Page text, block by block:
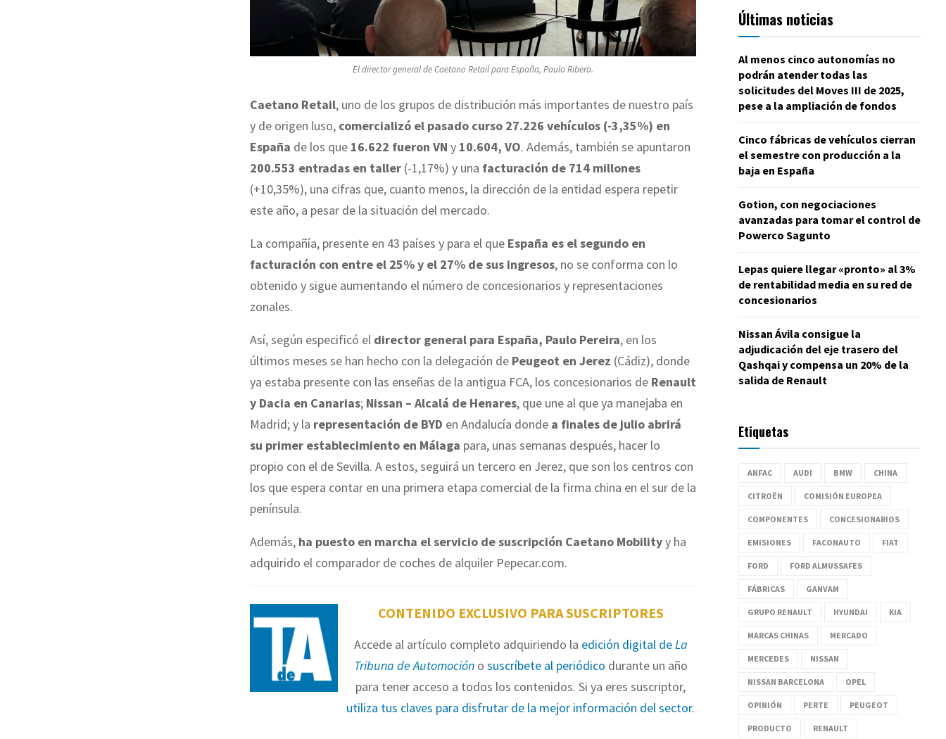
El director general de Caetano Retail para España, Paulo Ribero.
Caetano Retail, uno de los grupos de distribución más importantes de nuestro país
y de origen luso, comercializó el pasado curso 27.226 vehículos (-3,35%) en
España de los que 16.622 fueron VN y 10.604, VO. Además, también se apuntaron
200.553 entradas en taller (-1,17%) y una facturación de 714 millones
(+10,35%), una cifras que, cuanto menos, la dirección de la entidad espera repetir
este año, a pesar de la situación del mercado.
La compañía, presente en 43 países y para el que España es el segundo en
facturación con entre el 25% y el 27% de sus ingresos, no se conforma con lo
obtenido y sigue aumentando el número de concesionarios y representaciones
zonales.
Así, según especificó el director general para España, Paulo Pereira, en los
últimos meses se han hecho con la delegación de Peugeot en Jerez (Cádiz), donde
ya estaba presente con las enseñas de la antigua FCA, los concesionarios de Renault
y Dacia en Canarias; Nissan – Alcalá de Henares, que une al que ya manejaba en
Madrid; y la representación de BYD en Andalucía donde a finales de julio abrirá
su primer establecimiento en Málaga para, unas semanas después, hacer lo
propio con el de Sevilla. A estos, seguirá un tercero en Jerez, que son los centros con
los que espera contar en una primera etapa comercial de la firma china en el sur de la
península.
Además, ha puesto en marcha el servicio de suscripción Caetano Mobilityy ha
adquirido el comparador de coches de alquiler Pepecar.com.
CONTENIDO EXCLUSIVO PARA SUSCRIPTORES
Accede al artículo completo adquiriendo la edición digital deLa
Tribuna de Automocióno suscríbete al periódico durante un año
para tener acceso a todos los contenidos. Si ya eres suscriptor,
utiliza tus claves para disfrutar de la mejor información del sector.
Últimas noticias
Al menos cinco autonomías no
podrán atender todas las
solicitudes del Moves III de 2025,
pese a la ampliación de fondos
Cinco fábricas de vehículos cierran
el semestre con producción a la
baja en España
Gotion, con negociaciones
avanzadas para tomar el control de
Powerco Sagunto
Lepas quiere llegar «pronto» al 3%
de rentabilidad media en su red de
concesionarios
Nissan Ávila consigue la
adjudicación del eje trasero del
Qashqai y compensa un 20% de la
salida de Renault
Etiquetas
ANFAC AUDI BMW CHINA
CITROËN COMISIÓN EUROPEA
COMPONENTES CONCESIONARIOS
EMISIONES FACONAUTO FIAT
FORD FORD ALMUSSAFES
FÁBRICAS GANVAM
GRUPO RENAULT HYUNDAI KIA
MARCAS CHINAS MERCADO
MERCEDES NISSAN
NISSAN BARCELONA OPEL
OPINIÓN PERTE PEUGEOT
PRODUCTO RENAULT